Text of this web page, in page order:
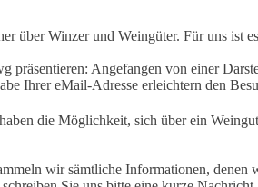
über Winzer und Weingüter. Für uns
präsentieren: Angefangen von einer
Ihrer eMail-Adresse erleichtern den
die Möglichkeit, sich über ein
wir sämtliche Informationen,